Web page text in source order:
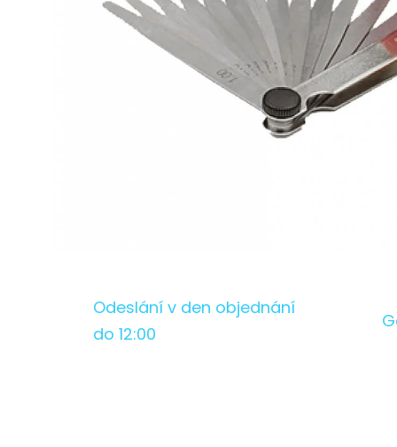
Odeslání v den objednání
do 12:00